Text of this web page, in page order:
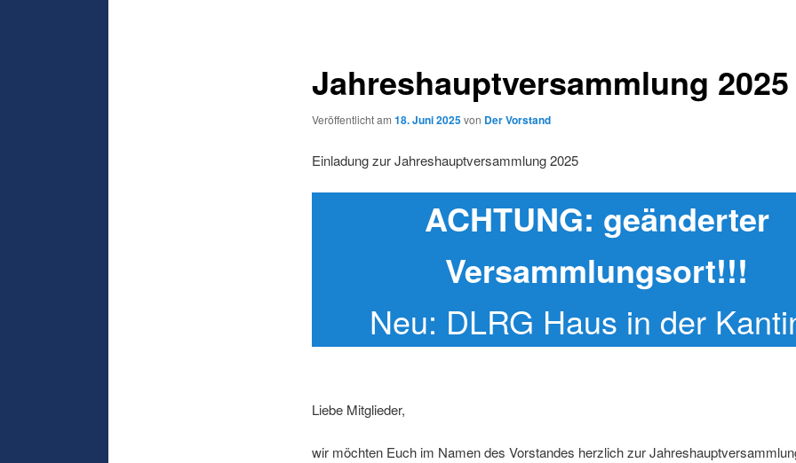
Jahreshauptversammlung 2025
Veröffentlicht am 18. Juni 2025von Der Vorstand
Einladung zur Jahreshauptversammlung 2025
ACHTUNG: geänderter
Versammlungsort!!!
Neu: DLRG Haus in der
Liebe Mitglieder,
wir möchten Euch im Namen des Vorstandes herzlich zur